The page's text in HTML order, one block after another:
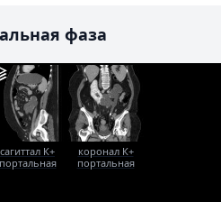
фаза
сагиттал К+
портальная
коронал К+
портальная